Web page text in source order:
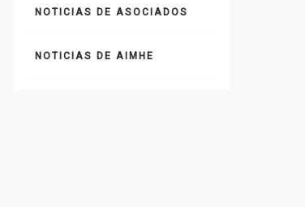
NOTICIAS DE ASOCIADOS
NOTICIAS DE AIMHE